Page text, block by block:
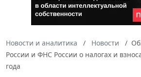
Новости и аналитика Новости
России и ФНС России о налогах и
года